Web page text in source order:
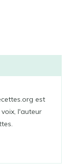
est
l'auteur